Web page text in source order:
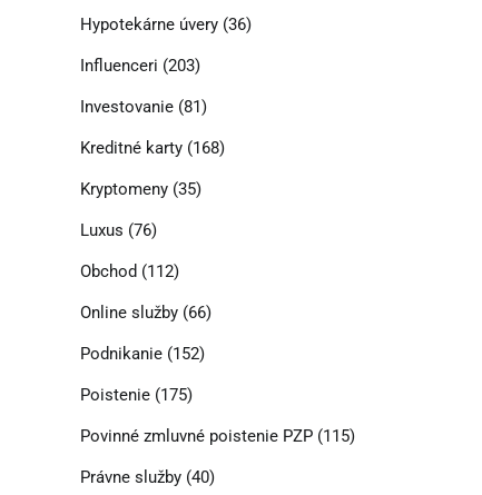
Hypotekárne úvery(36)
Influenceri (203)
Investovanie(81)
Kreditné karty(168)
Kryptomeny(35)
Luxus (76)
Obchod (112)
Online služby(66)
Podnikanie(152)
Poistenie(175)
Povinné zmluvné poistenie PZP(115)
Právne služby(40)